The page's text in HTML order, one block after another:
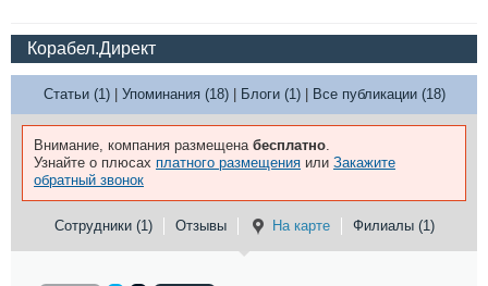
Корабел.Директ
Статьи (1)| Упоминания (18)| Блоги (1)| Все публикации (18)
Внимание, компания размещена бесплатно.
Узнайте о плюсах платного размещения или Закажите
обратный звонок
Сотрудники (1) Отзывы На карте Филиалы (1)